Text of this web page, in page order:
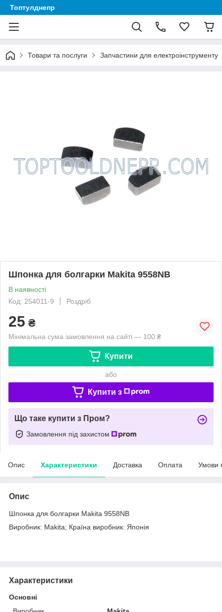
Топтулднепр
Товари та послуги Запчастини для електроінструменту
Шпонка для болгарки Makita 9558NB
В наявності
Код: 254011-9
Роздріб
25 ₴
Мінімальна сума замовлення на сайті — 100 ₴
Купити
або
Купити з
Що таке купити з Пром?
Замовлення під захистом
Опис Характеристики Доставка Оплата Умови
Опис
Шпонка для болгарки Makita 9558NB
Виробник: Makita; Країна виробник: Японія
Характеристики
Основні